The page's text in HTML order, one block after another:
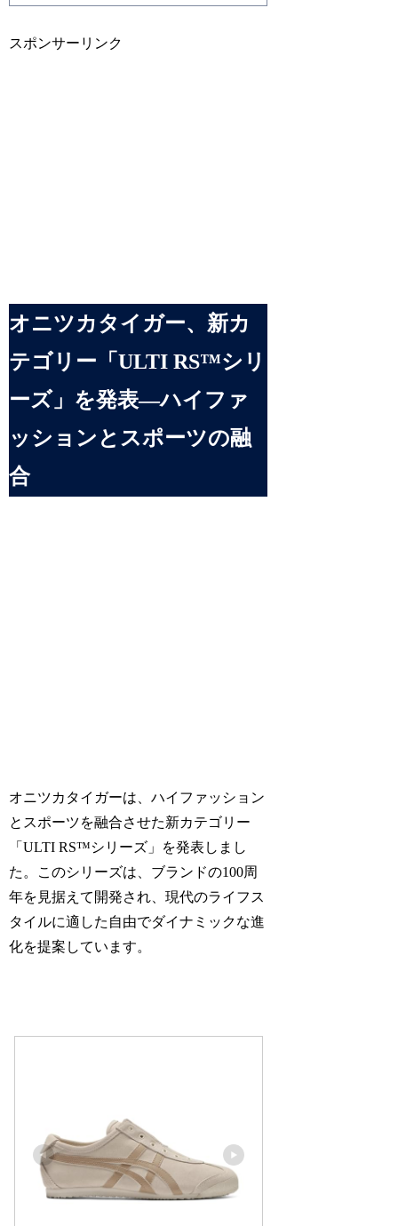
スポンサーリンク
オニツカタイガー、新カ
テゴリー「ULTI RS™シリ
ーズ」を発表—ハイファ
ッションとスポーツの融
合
オニツカタイガーは、ハイファッション
とスポーツを融合させた新カテゴリー
「ULTI RS™シリーズ」を発表しまし
た。​このシリーズは、ブランドの100周
年を見据えて開発され、現代のライフス
タイルに適した自由でダイナミックな進
化を提案しています。